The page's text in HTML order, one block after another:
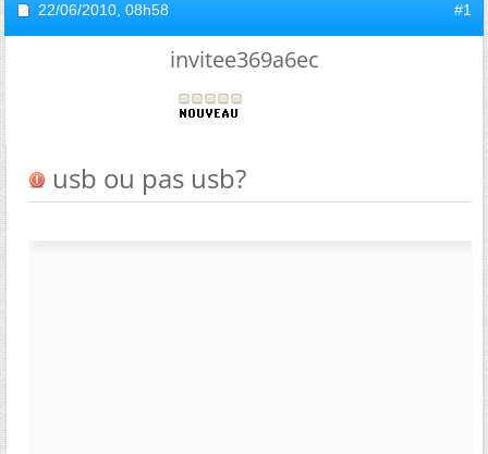
22/06/2010, 08h58 #1
invitee369a6ec
usb ou pas usb?